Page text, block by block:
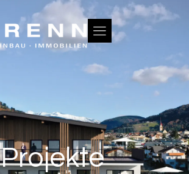
Projekte